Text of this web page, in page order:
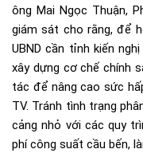
ông Mai Ngọc Thuận,
giám sát cho rằng, để
UBND cần tỉnh kiến
xây dựng cơ chế chính
tác để nâng cao sức
TV. Tránh tình trạng
cảng nhỏ với các quy
phí công suất cầu bến,